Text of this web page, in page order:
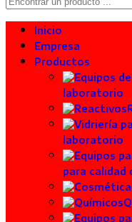
Inicio
Empresa
Productos
laboratorio
laboratorio
para calidad